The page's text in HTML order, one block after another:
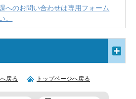
へのお問い合わせは専用フォーム
。
戻る トップページへ戻る